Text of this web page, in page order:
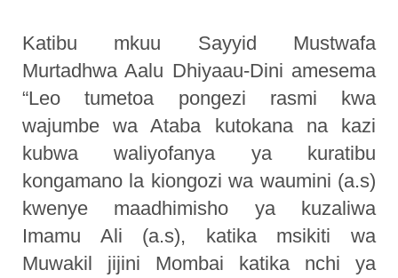
Katibu mkuu Sayyid Mustwafa
Murtadhwa Aalu Dhiyaau-Dini amesema
“Leo tumetoa pongezi rasmi kwa
wajumbe wa Ataba kutokana na kazi
kubwa waliyofanya ya kuratibu
kongamano la kiongozi wa waumini (a.s)
kwenye maadhimisho ya kuzaliwa
Imamu Ali (a.s), katika msikiti wa
Muwakil jijini Mombai katika nchi ya